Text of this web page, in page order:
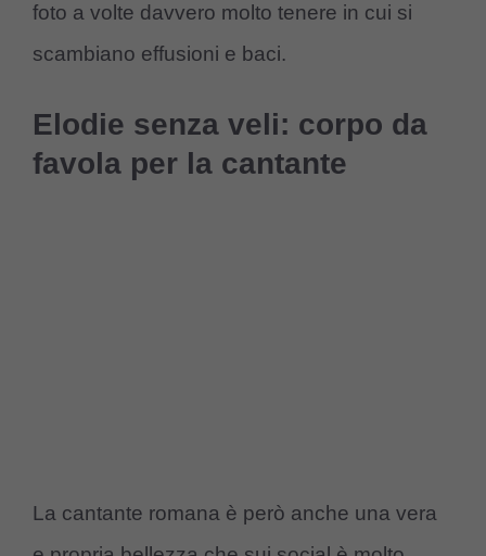
foto a volte davvero molto tenere in cui si
scambiano effusioni e baci.
Elodie senza veli: corpo da
favola per la cantante
La cantante romana è però anche una vera